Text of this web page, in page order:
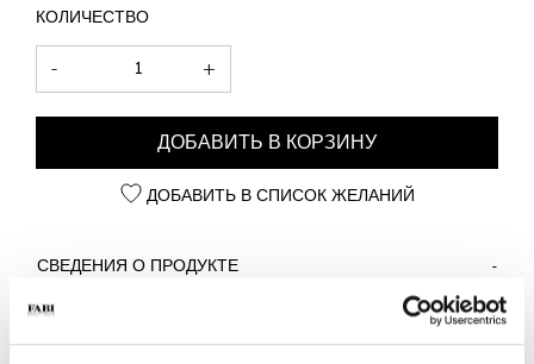
КОЛИЧЕСТВО
+
-
ДОБАВИТЬ В КОРЗИНУ
ДОБАВИТЬ В СПИСОК ЖЕЛАНИЙ
СВЕДЕНИЯ О ПРОДУКТЕ
- МАТЕРИАЛ: Ткань
- ПОДОШВА: Резиновая подошва F65
- ЦВЕТ: Оранжевый